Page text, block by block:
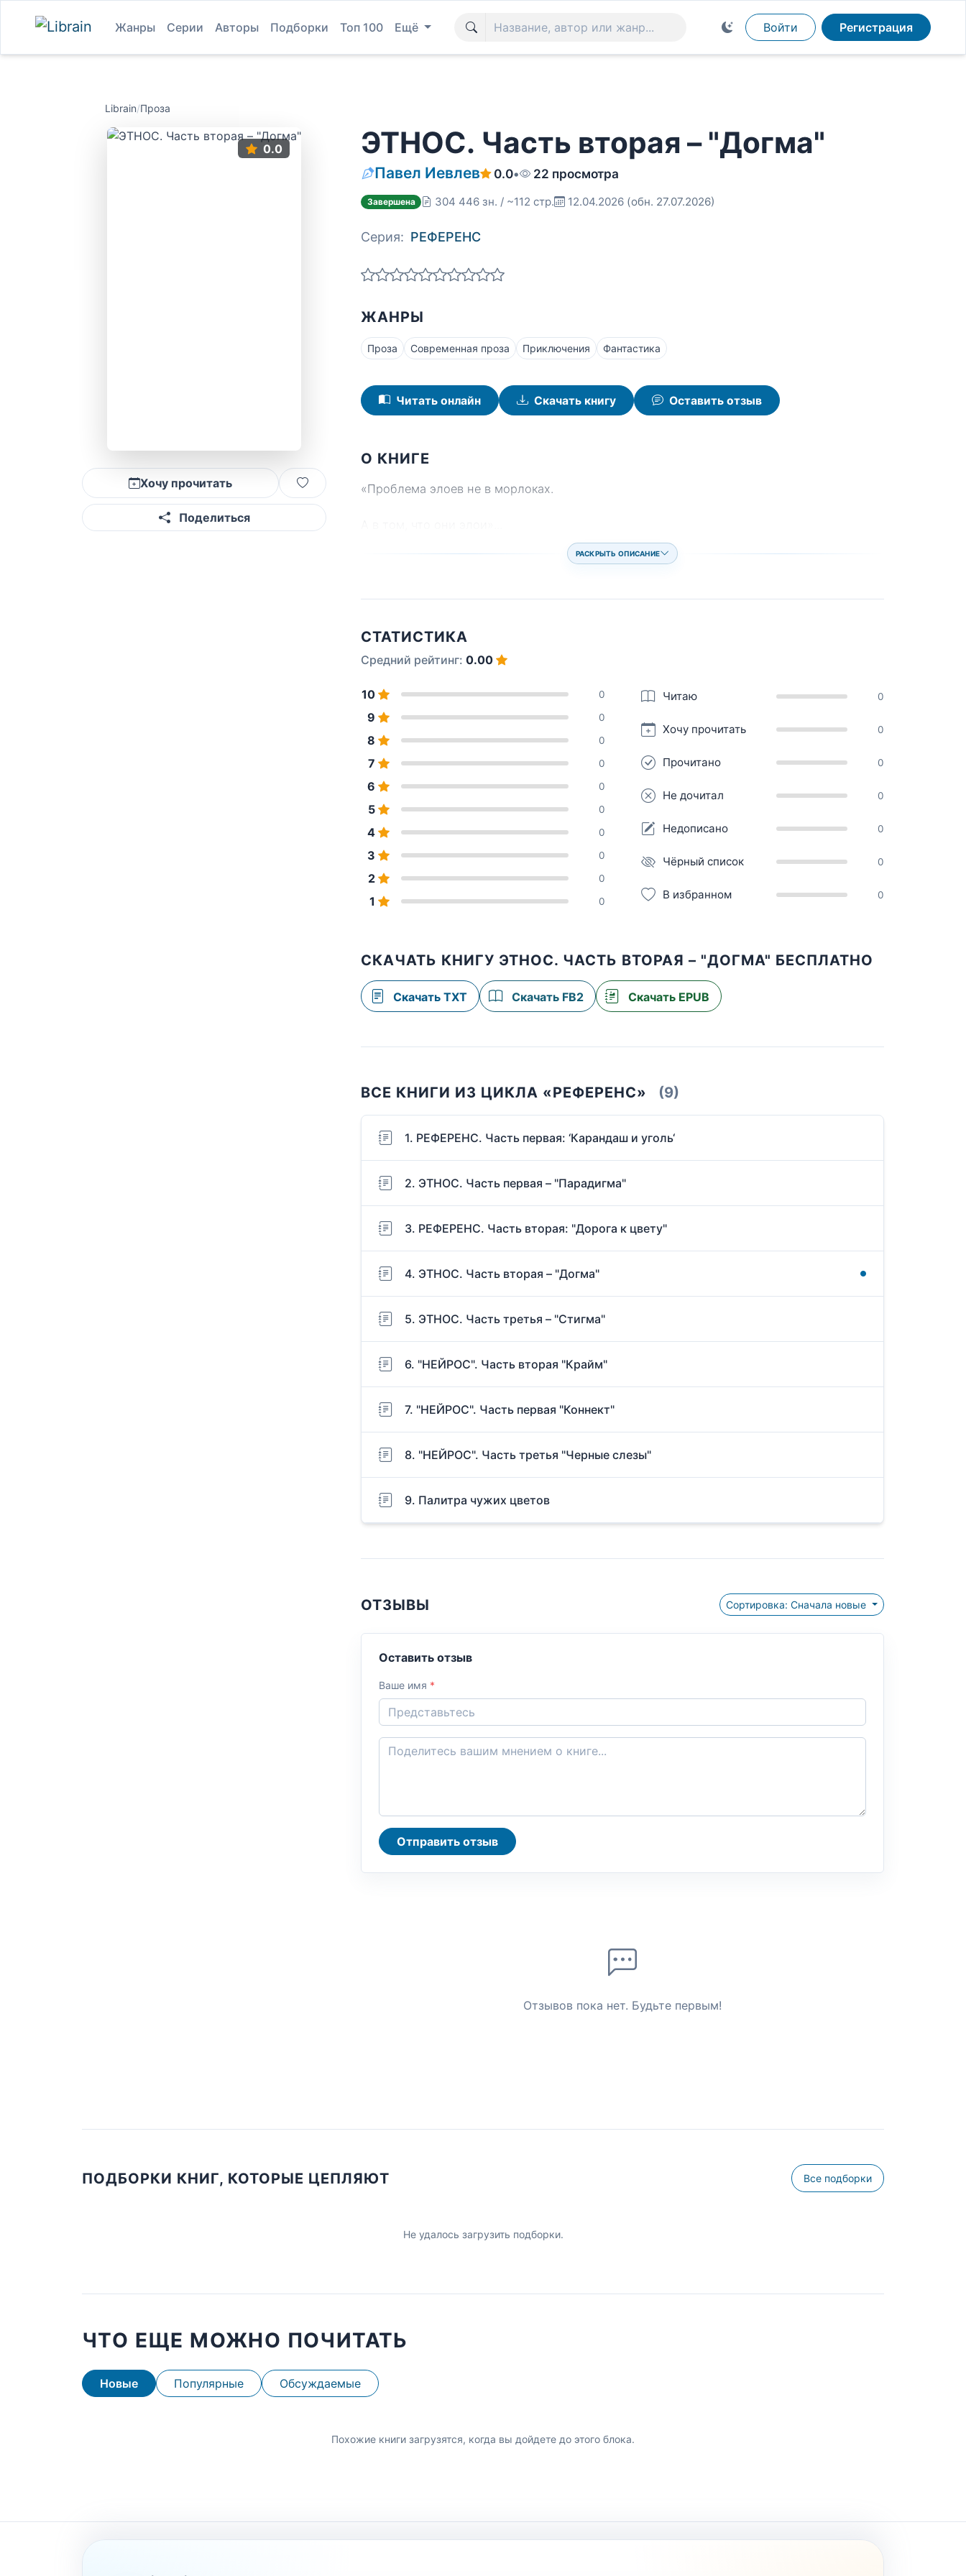
Жанры Серии Авторы Подборки Топ 100 Ещё Войти Регистрация
Librain/Проза
0.0
Хочу прочитать
Поделиться
ЭТНОС. Часть вторая – "Догма"
Павел Иевлев 0.0• 22 просмотра
Завершена 304 446 зн. / ~112 стр. 12.04.2026 (обн. 27.07.2026)
Серия: РЕФЕРЕНС
ЖАНРЫ
Проза Современная проза Приключения Фантастика
Читать онлайн Скачать книгу Оставить отзыв
О КНИГЕ
«Проблема элоев не в морлоках.
РАСКРЫТЬ ОПИСАНИЕ
СТАТИСТИКА
Средний рейтинг: 0.00
10 0
9 0
8 0
7 0
6 0
5 0
4 0
3 0
2 0
1 0
Читаю 0
Хочу прочитать 0
Прочитано 0
Не дочитал 0
Недописано 0
Чёрный список 0
В избранном 0
СКАЧАТЬ КНИГУ ЭТНОС. ЧАСТЬ ВТОРАЯ – "ДОГМА" БЕСПЛАТНО
Скачать TXT Скачать FB2 Скачать EPUB
ВСЕ КНИГИ ИЗ ЦИКЛА «РЕФЕРЕНС» (9)
1. РЕФЕРЕНС. Часть первая: ‘Карандаш и уголь‘
2. ЭТНОС. Часть первая – "Парадигма"
3. РЕФЕРЕНС. Часть вторая: "Дорога к цвету"
4. ЭТНОС. Часть вторая – "Догма"
5. ЭТНОС. Часть третья – "Стигма"
6. "НЕЙРОС". Часть вторая "Крайм"
7. "НЕЙРОС". Часть первая "Коннект"
8. "НЕЙРОС". Часть третья "Черные слезы"
9. Палитра чужих цветов
ОТЗЫВЫ Сортировка: Сначала новые
Оставить отзыв
Ваше имя *
Отправить отзыв
Отзывов пока нет. Будьте первым!
ПОДБОРКИ КНИГ, КОТОРЫЕ ЦЕПЛЯЮТ Все подборки
Не удалось загрузить подборки.
ЧТО ЕЩЕ МОЖНО ПОЧИТАТЬ
Новые Популярные Обсуждаемые
Похожие книги загрузятся, когда вы дойдете до этого блока.